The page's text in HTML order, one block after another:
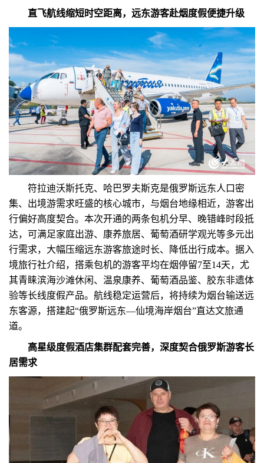
直飞航线缩短时空距离，远东游客赴烟度假便捷升级
符拉迪沃斯托克、哈巴罗夫斯克是俄罗斯远东人口密
集、出境游需求旺盛的核心城市，与烟台地缘相近，游客出
行偏好高度契合。本次开通的两条包机分早、晚错峰时段抵
达，可满足家庭出游、康养旅居、葡萄酒研学观光等多元出
行需求，大幅压缩远东游客旅途时长、降低出行成本。据入
境旅行社介绍，搭乘包机的游客平均在烟停留7至14天，尤
其青睐滨海沙滩休闲、温泉康养、葡萄酒品鉴、胶东非遗体
验等长线度假产品。航线稳定运营后，将持续为烟台输送远
东客源，搭建起“俄罗斯远东—仙境海岸烟台”直达文旅通
道。
高星级度假酒店集群配套完善，深度契合俄罗斯游客长
居需求